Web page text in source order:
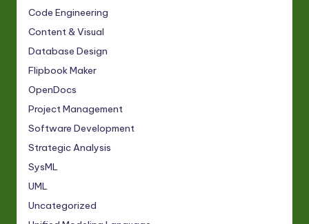
Code Engineering
Content & Visual
Database Design
Flipbook Maker
OpenDocs
Project Management
Software Development
Strategic Analysis
SysML
UML
Uncategorized